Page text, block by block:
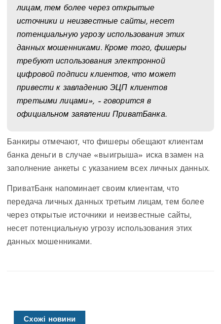
лицам, тем более через открытые
источники и неизвестные сайты, несет
потенциальную угрозу использования этих
данных мошенниками. Кроме того, фишеры
требуют использования электронной
цифровой подписи клиентов, что может
привести к завладению ЭЦП клиентов
третьими лицами», – говорится в
официальном заявлении ПриватБанка.
Банкиры отмечают, что фишеры обещают клиентам
банка деньги в случае «выигрыша» иска взамен на
заполнение анкеты с указанием всех личных данных.
ПриватБанк напоминает своим клиентам, что
передача личных данных третьим лицам, тем более
через открытые источники и неизвестные сайты,
несет потенциальную угрозу использования этих
данных мошенниками.
Схожі новини